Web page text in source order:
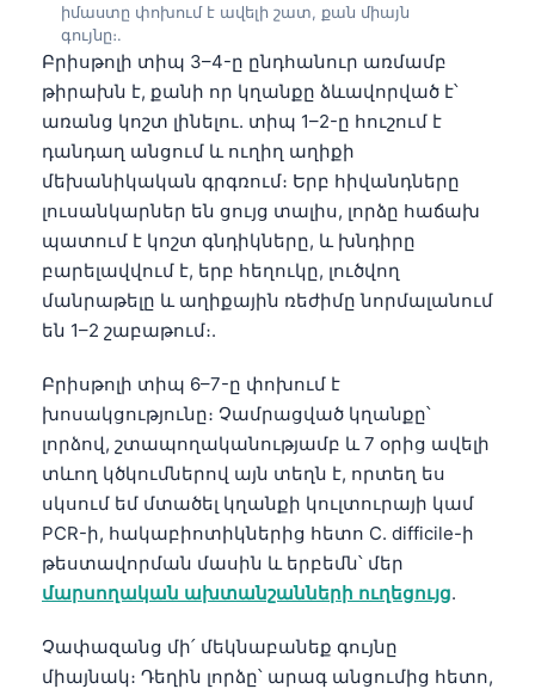
իմաստը փոխում է ավելի շատ, քան միայն
գույնը։.
Բրիսթոլի տիպ 3–4-ը ընդհանուր առմամբ
թիրախն է, քանի որ կղանքը ձևավորված է՝
առանց կոշտ լինելու. տիպ 1–2-ը հուշում է
դանդաղ անցում և ուղիղ աղիքի
մեխանիկական գրգռում։ Երբ հիվանդները
լուսանկարներ են ցույց տալիս, լորձը հաճախ
պատում է կոշտ գնդիկները, և խնդիրը
բարելավվում է, երբ հեղուկը, լուծվող
մանրաթելը և աղիքային ռեժիմը նորմալանում
են 1–2 շաբաթում։.
Բրիսթոլի տիպ 6–7-ը փոխում է
խոսակցությունը։ Չամրացված կղանքը՝
լորձով, շտապողականությամբ և 7 օրից ավելի
տևող կծկումներով այն տեղն է, որտեղ ես
սկսում եմ մտածել կղանքի կուլտուրայի կամ
PCR-ի, հակաբիոտիկներից հետո C. difficile-ի
թեստավորման մասին և երբեմն՝ մեր
մարսողական ախտանշանների ուղեցույց.
Չափազանց մի՛ մեկնաբանեք գույնը
միայնակ։ Դեղին լորձը՝ արագ անցումից հետո,